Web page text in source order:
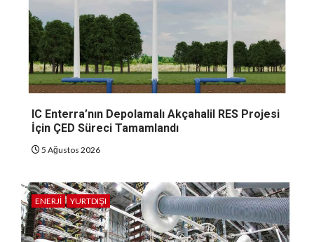
IC Enterra’nın Depolamalı Akçahalil RES Projesi
İçin ÇED Süreci Tamamlandı
5 Ağustos 2026
ENERJI YURTDIŞI